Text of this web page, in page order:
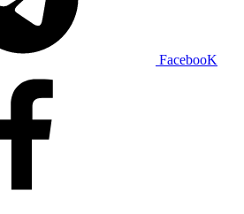
FacebooK